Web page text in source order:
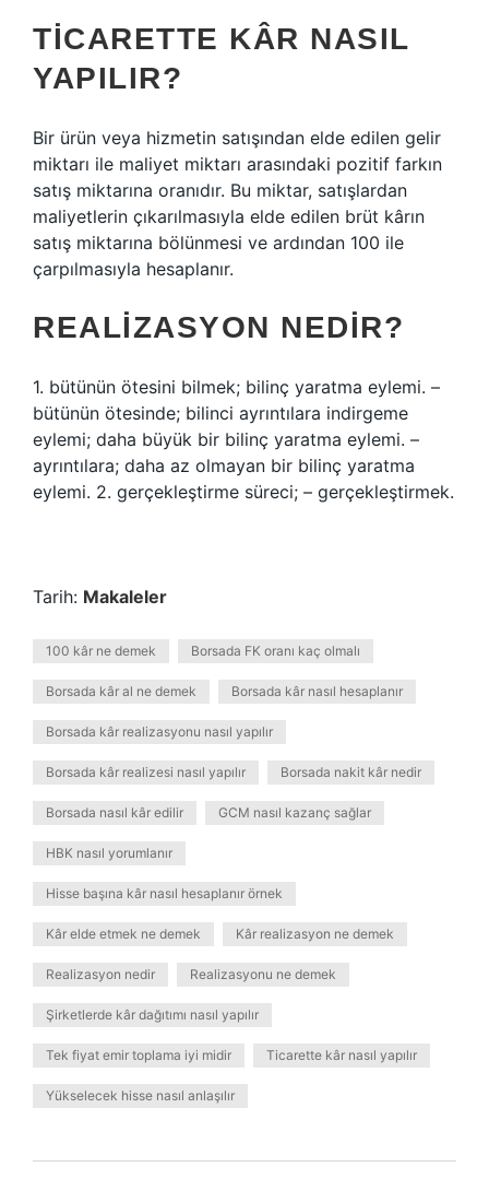
TICARETTE KÂR NASIL
YAPILIR?
Bir ürün veya hizmetin satışından elde edilen gelir
miktarı ile maliyet miktarı arasındaki pozitif farkın
satış miktarına oranıdır. Bu miktar, satışlardan
maliyetlerin çıkarılmasıyla elde edilen brüt kârın
satış miktarına bölünmesi ve ardından 100 ile
çarpılmasıyla hesaplanır.
REALIZASYON NEDIR?
1. bütünün ötesini bilmek; bilinç yaratma eylemi. –
bütünün ötesinde; bilinci ayrıntılara indirgeme
eylemi; daha büyük bir bilinç yaratma eylemi. –
ayrıntılara; daha az olmayan bir bilinç yaratma
eylemi. 2. gerçekleştirme süreci; – gerçekleştirmek.
Tarih: Makaleler
100 kâr ne demek Borsada FK oranı kaç olmalı
Borsada kâr al ne demek Borsada kâr nasıl hesaplanır
Borsada kâr realizasyonu nasıl yapılır
Borsada kâr realizesi nasıl yapılır Borsada nakit kâr nedir
Borsada nasıl kâr edilir GCM nasıl kazanç sağlar
HBK nasıl yorumlanır
Hisse başına kâr nasıl hesaplanır örnek
Kâr elde etmek ne demek Kâr realizasyon ne demek
Realizasyon nedir Realizasyonu ne demek
Şirketlerde kâr dağıtımı nasıl yapılır
Tek fiyat emir toplama iyi midir Ticarette kâr nasıl yapılır
Yükselecek hisse nasıl anlaşılır